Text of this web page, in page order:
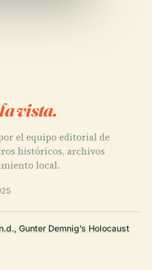
vista.
el equipo editorial de
históricos, archivos
local.
Gunter Demnig’s Holocaust